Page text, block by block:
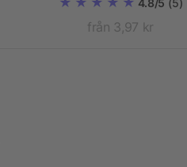
4.8/5 (5)
från 3,97 kr